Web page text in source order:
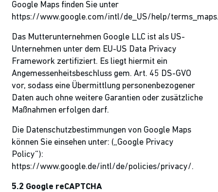
Google Maps finden Sie unter
https://www.google.com/intl/de_US/help/
Das Mutterunternehmen Google LLC ist als US-
Unternehmen unter dem EU-US Data Privacy
Framework zertifiziert. Es liegt hiermit ein
Angemessenheitsbeschluss gem. Art. 45 DS-GVO
vor, sodass eine Übermittlung personenbezogener
Daten auch ohne weitere Garantien oder zusätzliche
Maßnahmen erfolgen darf.
Die Datenschutzbestimmungen von Google Maps
können Sie einsehen unter: („Google Privacy
Policy“):
https://www.google.de/intl/de/policies/privacy/.
5.2 Google reCAPTCHA